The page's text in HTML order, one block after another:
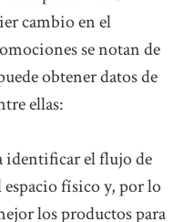
cambio en el
se notan de
obtener datos de
ellas:
el flujo de
espacio físico y, por lo
los productos para